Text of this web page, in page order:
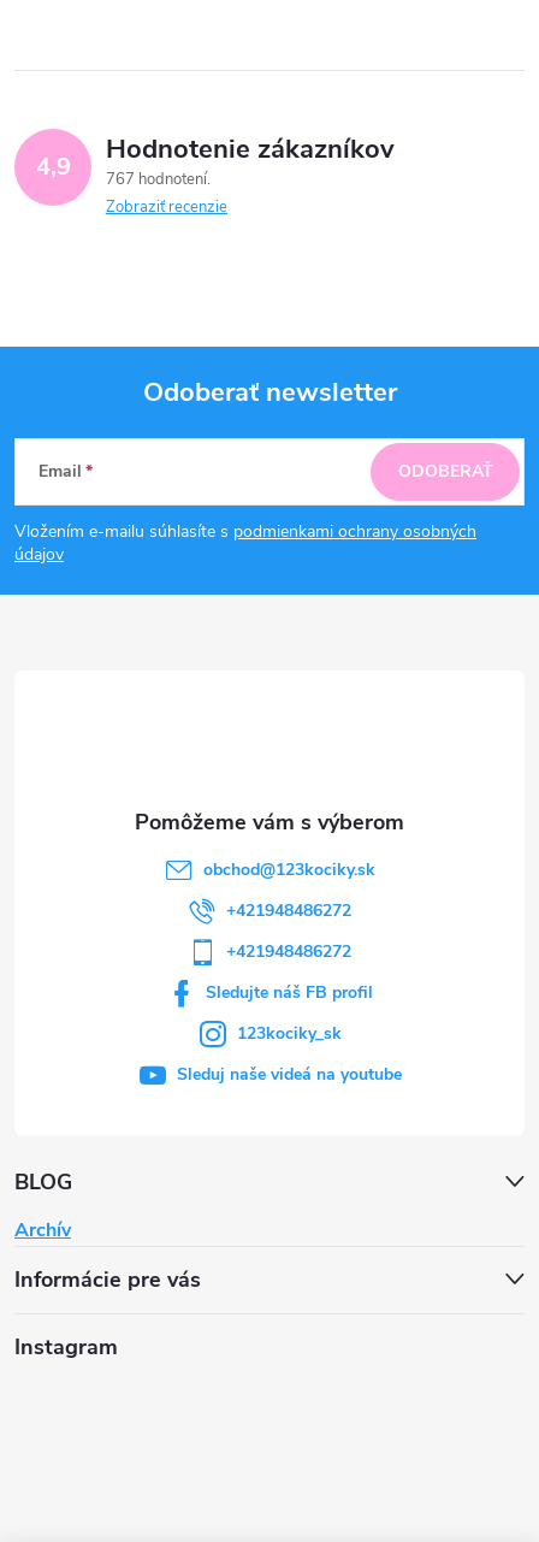
4,9 Hodnotenie zákazníkov
767 hodnotení
Zobraziť recenzie
Z
á
p
Odoberať newsletter
Email
Vložením e-mailu súhlasíte s podmienkami ochrany osobných
údajov
ODOBERAŤ
BLOG
Archív
Informácie pre vás
obchod@123kociky.sk
+421948486272
+421948486272
Sledujte náš FB profil
123kociky_sk
Sleduj naše videá na youtube
Instagram